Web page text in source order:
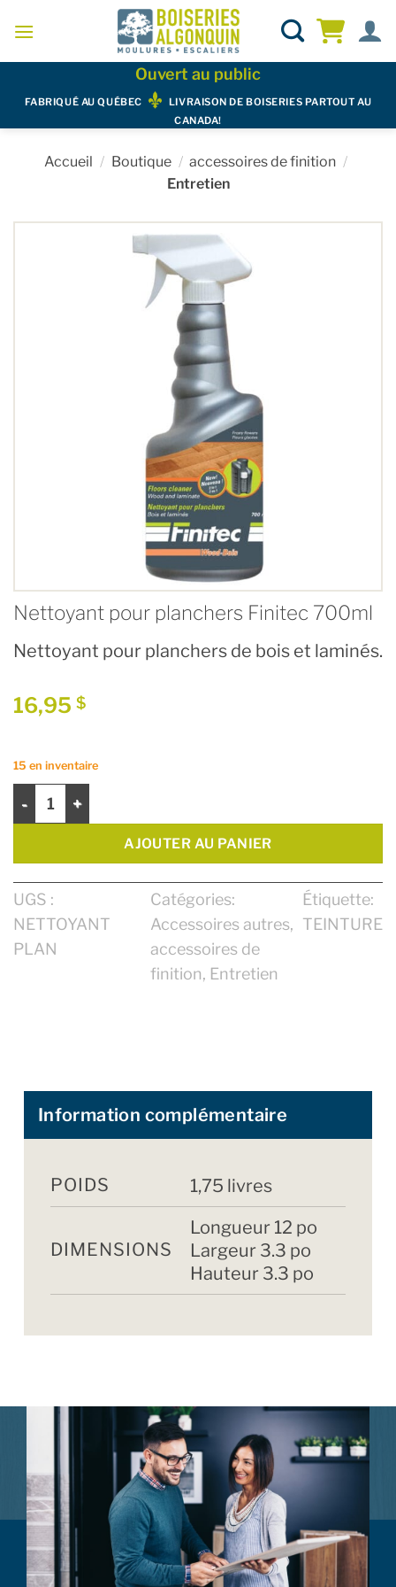
Ouvert au public
FABRIQUÉ AU QUÉBEC
LIVRAISON DE BOISERIES PARTOUT AU
CANADA!
Accueil / Boutique / accessoires de finition /
Entretien
Nettoyant pour planchers Finitec 700ml
Nettoyant pour planchers de bois et laminés.
16,95 $
15 en inventaire
AJOUTER AU PANIER
UGS :
NETTOYANT
PLAN
Catégories:
Accessoires autres,
accessoires de
finition, Entretien
Étiquette:
TEINTURE
Information complémentaire
POIDS 1,75 livres
DIMENSIONS
Longueur 12 po
Largeur 3.3 po
Hauteur 3.3 po